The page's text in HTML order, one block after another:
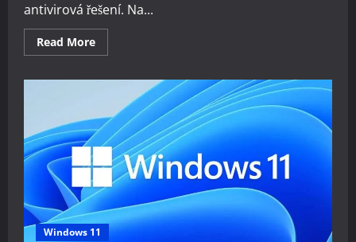
antivirová řešení. Na...
Read MoreRead
more
ochrana,
která
vidí
víc
než
klasický
antivirus
Windows 11